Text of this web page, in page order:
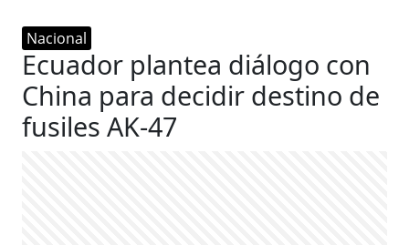
Nacional
Ecuador plantea diálogo con
China para decidir destino de
fusiles AK-47